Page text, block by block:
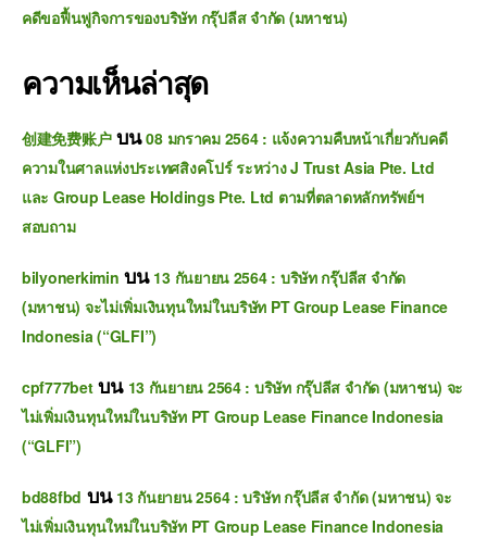
คดีขอฟื้นฟูกิจการของบริษัท กรุ๊ปลีส จำกัด (มหาชน)
ความเห็นล่าสุด
创建免费账户บน08 มกราคม 2564 : แจ้งความคืบหน้าเกี่ยวกับคดี
ความในศาลแห่งประเทศสิงคโปร์ ระหว่าง J Trust Asia Pte. Ltd
และ Group Lease Holdings Pte. Ltd ตามที่ตลาดหลักทรัพย์ฯ
สอบถาม
bilyonerkimin บน 13 กันยายน 2564 : บริษัท กรุ๊ปลีส จำกัด
(มหาชน) จะไม่เพิ่มเงินทุนใหม่ในบริษัท PT Group Lease Finance
Indonesia (“GLFI”)
cpf777betบน 13 กันยายน 2564 : บริษัท กรุ๊ปลีส จำกัด (มหาชน) จะ
ไม่เพิ่มเงินทุนใหม่ในบริษัท PT Group Lease Finance Indonesia
(“GLFI”)
bd88fbd บน 13 กันยายน 2564 : บริษัท กรุ๊ปลีส จำกัด (มหาชน) จะ
ไม่เพิ่มเงินทุนใหม่ในบริษัท PT Group Lease Finance Indonesia